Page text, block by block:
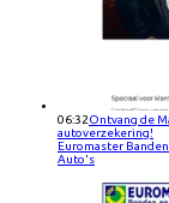
06:32Ontvang de
autoverzekering!
Euromaster
Auto's